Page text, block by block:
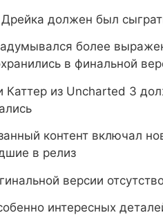
должен был
более
в финальной
Каттер из Uncharted 3
контент включал
в релиз
версии
интересных